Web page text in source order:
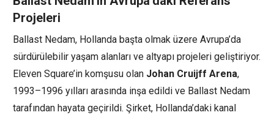
Projeleri
Ballast Nedam, Hollanda başta olmak üzere Avrupa’da
sürdürülebilir yaşam alanları ve altyapı projeleri geliştiriyor.
Eleven Square’in komşusu olan Johan Cruijff Arena,
1993–1996 yılları arasında inşa edildi ve Ballast Nedam
tarafından hayata geçirildi. Şirket, Hollanda’daki kanal